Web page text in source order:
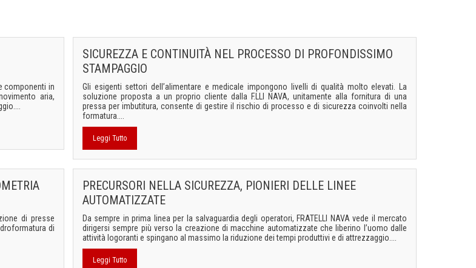
componenti in
aria,
SICUREZZA E CONTINUITÀ NEL PROCESSO DI PROFONDISSIMO
STAMPAGGIO
Gli esigenti settori dell’alimentare e medicale impongono livelli di qualità molto elevati. La
soluzione proposta a un proprio cliente dalla F.LLI NAVA, unitamente alla fornitura di una
pressa per imbutitura, consente di gestire il rischio di processo e di sicurezza coinvolti nella
formatura....
Leggi Tutto
di presse
di
PRECURSORI NELLA SICUREZZA, PIONIERI DELLE LINEE
AUTOMATIZZATE
Da sempre in prima linea per la salvaguardia degli operatori, FRATELLI NAVA vede il mercato
dirigersi sempre più verso la creazione di macchine automatizzate che liberino l’uomo dalle
attività logoranti e spingano al massimo la riduzione dei tempi produttivi e di attrezzaggio....
Leggi Tutto